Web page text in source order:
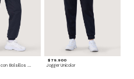
Pantalón Jogger con Bolsillos Cargo
$ 79.900
Jogger Unicolor